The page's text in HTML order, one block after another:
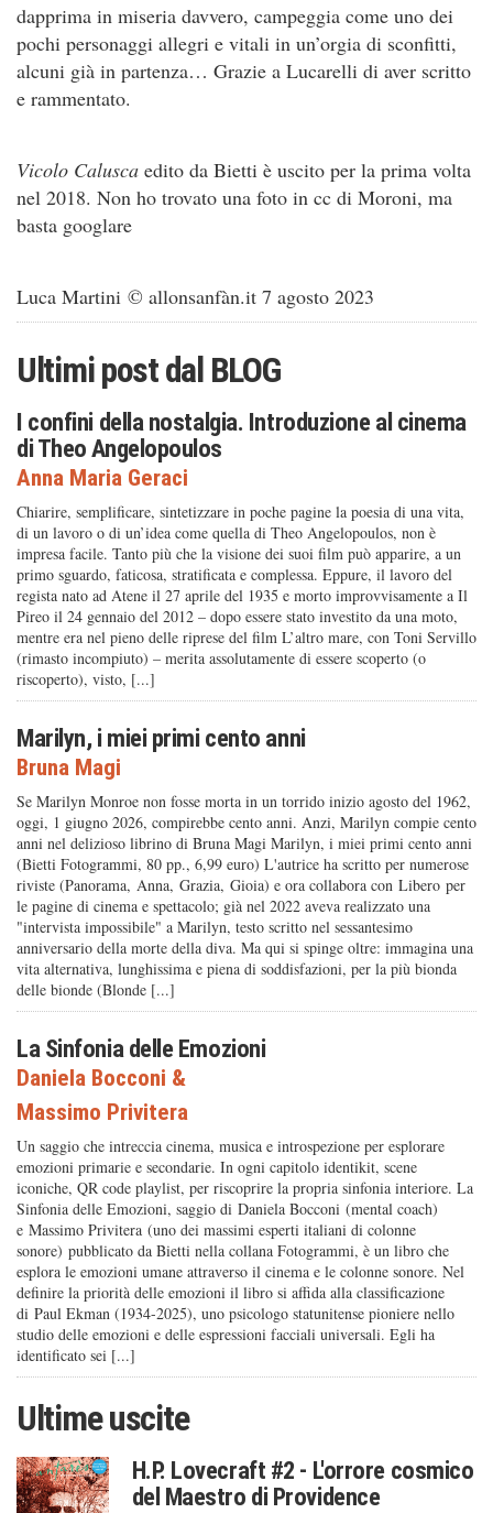
dapprima in miseria davvero, campeggia come uno dei
pochi personaggi allegri e vitali in un’orgia di sconfitti,
alcuni già in partenza… Grazie a Lucarelli di aver scritto
e rammentato.
Vicolo Calusca edito da Bietti è uscito per la prima volta
nel 2018. Non ho trovato una foto in cc di Moroni, ma
basta googlare
Luca Martini © allonsanfàn.it 7 agosto 2023
Ultimi post dalBLOG
I confini della nostalgia. Introduzione al cinema
di Theo Angelopoulos
Anna Maria Geraci
Chiarire, semplificare, sintetizzare in poche pagine la poesia di una vita,
di un lavoro o di un’idea come quella di Theo Angelopoulos, non è
impresa facile. Tanto più che la visione dei suoi film può apparire, a un
primo sguardo, faticosa, stratificata e complessa. Eppure, il lavoro del
regista nato ad Atene il 27 aprile del 1935 e morto improvvisamente a Il
Pireo il 24 gennaio del 2012 – dopo essere stato investito da una moto,
mentre era nel pieno delle riprese del film L’altro mare, con Toni Servillo
(rimasto incompiuto) – merita assolutamente di essere scoperto (o
riscoperto), visto, [...]
Marilyn, i miei primi cento anni
Bruna Magi
Se Marilyn Monroe non fosse morta in un torrido inizio agosto del 1962,
oggi, 1 giugno 2026, compirebbe cento anni. Anzi, Marilyn compie cento
anni nel delizioso librino di Bruna Magi Marilyn, i miei primi cento anni
(Bietti Fotogrammi, 80 pp., 6,99 euro) L'autrice ha scritto per numerose
riviste (Panorama, Anna, Grazia, Gioia) e ora collabora con Libero per
le pagine di cinema e spettacolo; già nel 2022 aveva realizzato una
"intervista impossibile" a Marilyn, testo scritto nel sessantesimo
anniversario della morte della diva. Ma qui si spinge oltre: immagina una
vita alternativa, lunghissima e piena di soddisfazioni, per la più bionda
delle bionde (Blonde [...]
La Sinfonia delle Emozioni
Daniela Bocconi &
Massimo Privitera
Un saggio che intreccia cinema, musica e introspezione per esplorare
emozioni primarie e secondarie. In ogni capitolo identikit, scene
iconiche, QR code playlist, per riscoprire la propria sinfonia interiore. La
Sinfonia delle Emozioni, saggio di Daniela Bocconi (mental coach)
e Massimo Privitera (uno dei massimi esperti italiani di colonne
sonore) pubblicato da Bietti nella collana Fotogrammi, è un libro che
esplora le emozioni umane attraverso il cinema e le colonne sonore. Nel
definire la priorità delle emozioni il libro si affida alla classificazione
di Paul Ekman (1934-2025), uno psicologo statunitense pioniere nello
studio delle emozioni e delle espressioni facciali universali. Egli ha
identificato sei [...]
Ultime uscite
H.P. Lovecraft #2 - L'orrore cosmico
del Maestro di Providence